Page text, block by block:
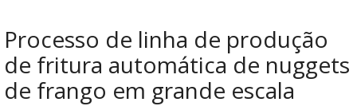
Processo de linha de produção
de fritura automática de nuggets
de frango em grande escala